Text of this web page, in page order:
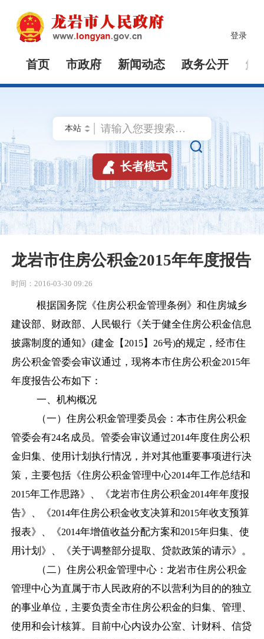
登录
首页 市政府 新闻动态 政务公开 解

 长者模式
龙岩市住房公积金2015年年度报告
时间：2016-03-30 09:26
根据国务院《住房公积金管理条例》和住房城乡
建设部、财政部、人民银行《关于健全住房公积金信息
披露制度的通知》 (建金【 2015】 26号)的规定，经市住
房公积金管委会审议通过，现将本市住房公积金2015年
年度报告公布如下：
一、机构概况
（一）住房公积金管理委员会：本市住房公积金
管委会有24名成员。管委会审议通过2014年度住房公积
金归集、使用计划执行情况，并对其他重要事项进行决
策，主要包括《住房公积金管理中心2014年工作总结和
2015年工作思路》、《龙岩市住房公积金2014年年度报
告》、《2014年住房公积金收支决算和2015年收支预算
报表》、《2014年增值收益分配方案和2015年归集、使
用计划》、《关于调整部分提取、贷款政策的请示》。
（二）住房公积金管理中心：龙岩市住房公积金
管理中心为直属于市人民政府的不以营利为目的的独立
的事业单位，主要负责全市住房公积金的归集、管理、
使用和会计核算。目前中心内设办公室、计财科、信贷